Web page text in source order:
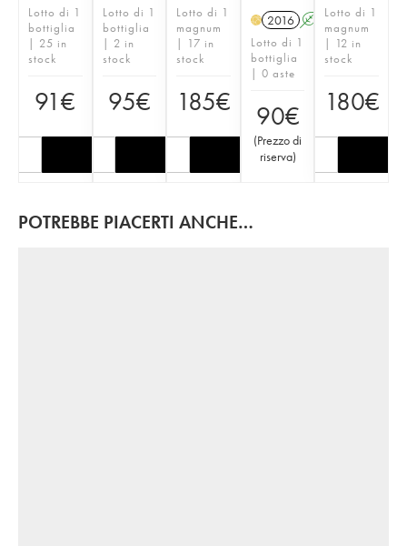
Lotto di 1
bottiglia
| 25 in
stock
91€
Lotto di 1
bottiglia
| 2 in
stock
95€
Lotto di 1
magnum
| 17 in
stock
185€
H 2016 A
Lotto di 1
bottiglia
| 0 aste
90€
(Prezzo di
riserva)
Lotto di 1
magnum
| 12 in
stock
180€
POTREBBE PIACERTI ANCHE…